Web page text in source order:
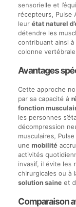
sensorielle et
récepteurs, Pulse
leur état naturel
détendre les
contribuant ainsi
colonne
Avantages
Cette approche
par sa capacité à
fonction
les personnes
décompression
musculaires,
une mobilité
activités
invasif, il évite les
chirurgicales ou à
solution saineet
Comparaison